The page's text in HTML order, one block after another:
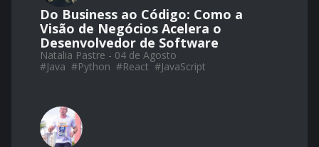
Do Business ao Código: Como a
Visão de Negócios Acelera o
Desenvolvedor de Software
Natalia Pastre - 04 de Agosto
#Java #Python #React #JavaScript